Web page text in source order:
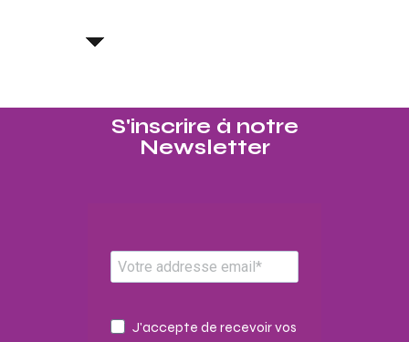
S'inscrire à notre
Newsletter​
J'accepte de recevoir vos